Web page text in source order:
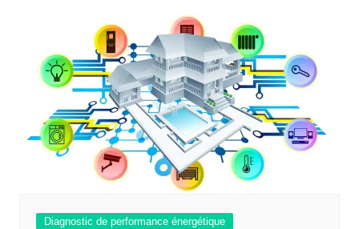
Diagnostic de performance énergétique